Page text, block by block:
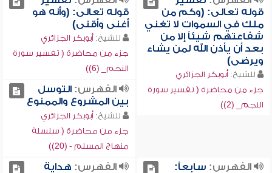
قوله تعالى: (وكم من
ملك في السموات لا تغني
شفاعتهم شيئاً إلا من
بعد أن يأذن الله لمن يشاء
ويرضى)
للشيخ: أبوبكر الجزائري
جزء من محاضرة ( تفسير سورة
النجم_ (2))
قوله تعالى: (وأنه هو
أغنى وأقنى)
للشيخ: أبوبكر الجزائري
جزء من محاضرة ( تفسير سورة
النجم_ (6))
الفهرس:التوسل
بين المشروع والممنوع
للشيخ: أبوبكر الجزائري
جزء من محاضرة ( سلسلة
منهاج المسلم - (20))
الفهرس: سابعاً:
الفهرس: هداية